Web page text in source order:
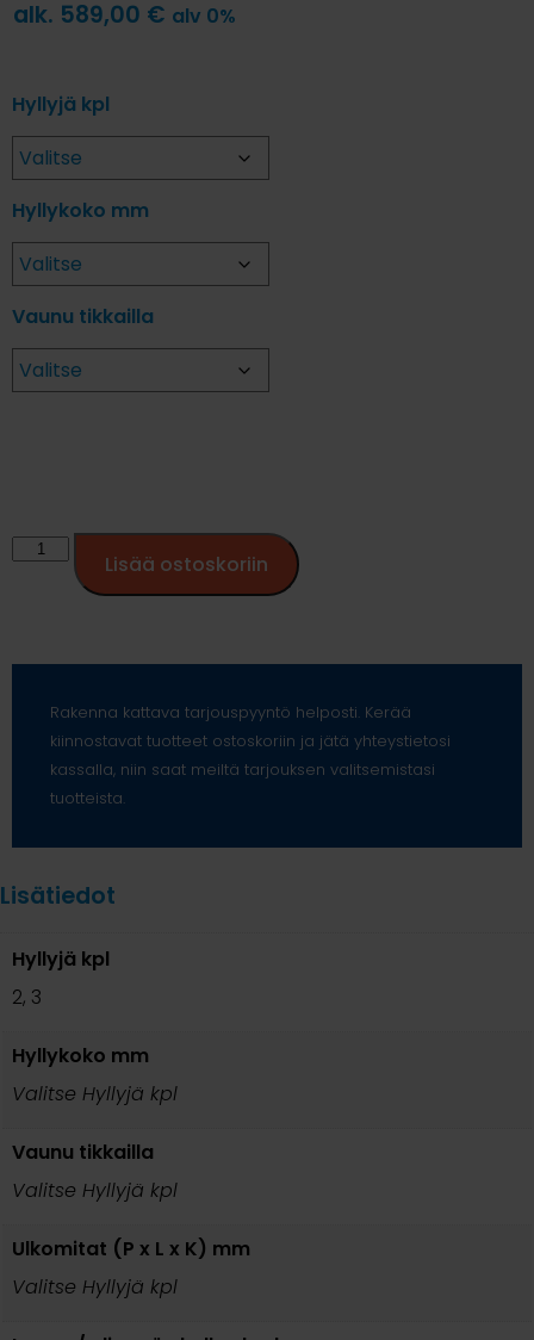
alk. 589,00 € alv 0%
Hyllyjä kpl
Hyllykoko mm
Vaunu tikkailla
Lisää ostoskoriin
Rakenna kattava tarjouspyyntö helposti. Kerää
kiinnostavat tuotteet ostoskoriin ja jätä yhteystietosi
kassalla, niin saat meiltä tarjouksen valitsemistasi
tuotteista.
Lisätiedot
Hyllyjä kpl
2, 3
Hyllykoko mm
Valitse Hyllyjä kpl
Vaunu tikkailla
Valitse Hyllyjä kpl
Ulkomitat (P x L x K) mm
Valitse Hyllyjä kpl